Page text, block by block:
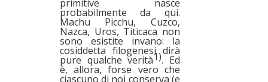
primitive nasce
probabilmente da qui.
Machu Picchu, Cuzco,
Nazca, Uros, Titicaca non
sono esistite invano: la
cosiddetta filogenesi dirà
pure qualche verità1). Ed
è, allora, forse vero che
ciascuno di noi conserva (e